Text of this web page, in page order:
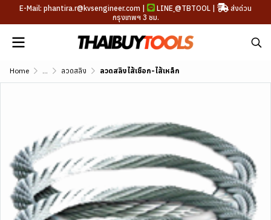
E-Mail: phantira.r@kvsengineer.com | LINE @TBTOOL |
ส่งด่วน
กรุงเทพฯ 3 ชม.
Home ... ลวดสลิง ลวดสลิงไส้เชือก-ไส้เหล็ก